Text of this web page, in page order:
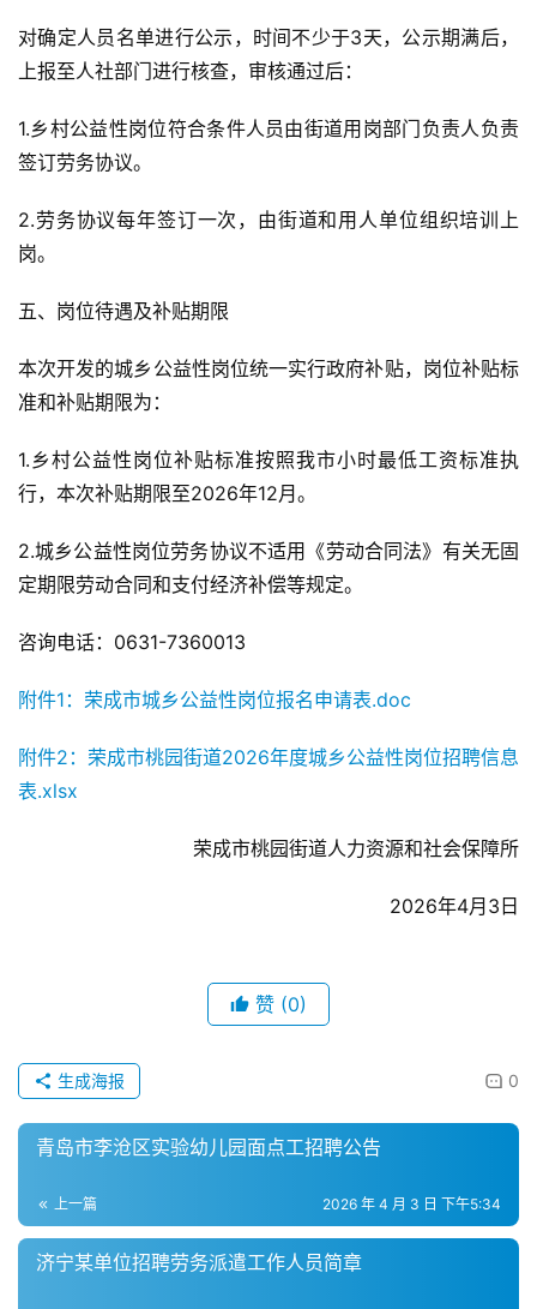
对确定人员名单进行公示，时间不少于3天，公示期满后，
上报至人社部门进行核查，审核通过后：
1.乡村公益性岗位符合条件人员由街道用岗部门负责人负责
签订劳务协议。
2.劳务协议每年签订一次，由街道和用人单位组织培训上
岗。
五、岗位待遇及补贴期限
本次开发的城乡公益性岗位统一实行政府补贴，岗位补贴标
准和补贴期限为：
1.乡村公益性岗位补贴标准按照我市小时最低工资标准执
行，本次补贴期限至2026年12月。
2.城乡公益性岗位劳务协议不适用《劳动合同法》有关无固
定期限劳动合同和支付经济补偿等规定。
咨询电话：0631-7360013
附件1：荣成市城乡公益性岗位报名申请表.doc
附件2：荣成市桃园街道2026年度城乡公益性岗位招聘信息
表.xlsx
荣成市桃园街道人力资源和社会保障所
2026年4月3日
赞 (0)
0
生成海报
青岛市李沧区实验幼儿园面点工招聘公告
上一篇 2026 年 4 月 3 日 下午5:34
济宁某单位招聘劳务派遣工作人员简章